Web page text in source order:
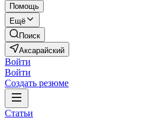
Помощь
Ещё
Поиск
Аксарайский
Войти
Войти
Создать резюме
Статьи